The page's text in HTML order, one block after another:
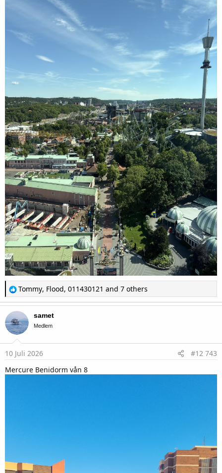
R
a
c
i
o
:
Tommy, Flood, 011430121 and 7 others
samet
Medlem
10 Juli 2026
#12 743
Mercure Benidorm vån 8